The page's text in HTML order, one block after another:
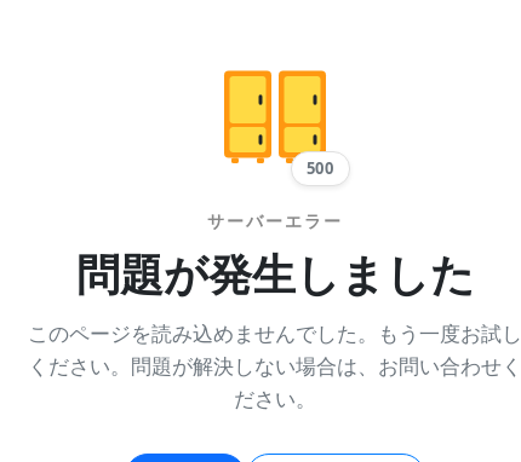
500
サーバーエラー
問題が発生しました
このページを読み込めませんでした。もう一度お試し
ください。問題が解決しない場合は、お問い合わせく
ださい。